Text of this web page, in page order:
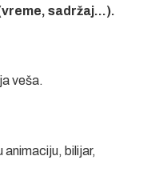
sadržaj...).
veša.
bilijar,